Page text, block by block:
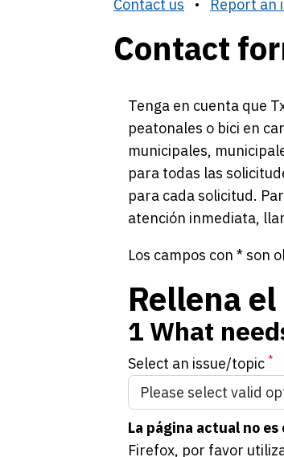
Contact us • Report an
Contact
Tenga en cuenta que
peatonales o bici en
municipales,
para todas las
para cada solicitud.
atención inmediata,
Los campos con * son
Rellena
1 What
Select an issue/topic *
La página actual no
Firefox, por favor